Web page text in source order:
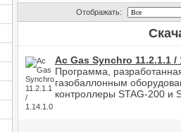
Отображать:
Ac Gas Synchro 11.2.1.1 /
Программа,
газобаллонным
контроллеры STAG-200 и